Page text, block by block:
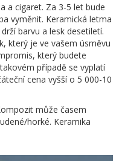
a cigaret. Za 3-5 let bude
vyměnit. Keramická letma
barvu a lesk desetiletí.
který je ve vašem úsměvu
který budete
případě se vyplatí
cena vyšší o 5 000-10
může časem
horké. Keramika